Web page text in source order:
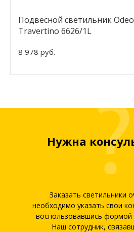
Подвесной светильник
Travertino 6626/1L
8 978 руб.
Нужна
Заказать светильники
необходимо указать свои
воспользовавшись формой
Наш сотрудник,